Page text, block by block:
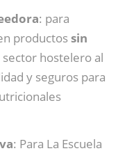
: para
productossin
hostelero al
y seguros para
: Para La Escuela